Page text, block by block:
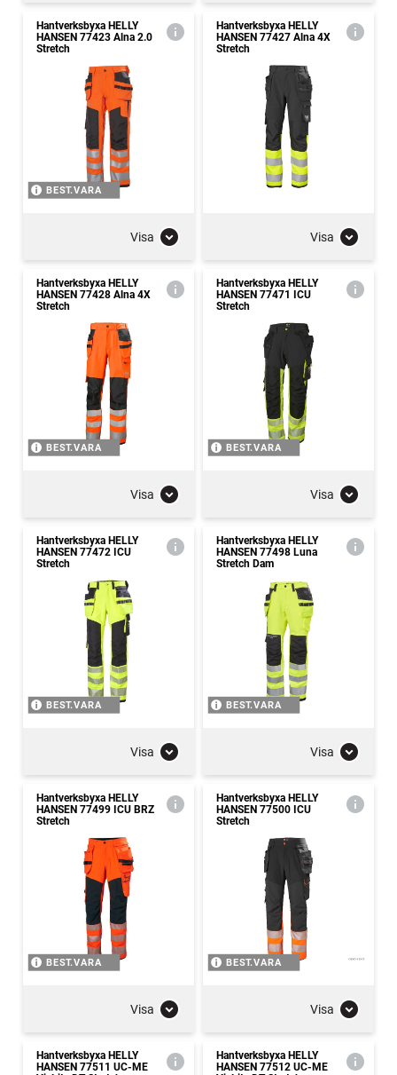
Hantverksbyxa HELLY
HANSEN 77423 Alna 2.0
Stretch
BEST.VARA
Visa
Hantverksbyxa HELLY
HANSEN 77427 Alna 4X
Stretch
Visa
Hantverksbyxa HELLY
HANSEN 77428 Alna 4X
Stretch
BEST.VARA
Visa
Hantverksbyxa HELLY
HANSEN 77471 ICU
Stretch
BEST.VARA
Visa
Hantverksbyxa HELLY
HANSEN 77472 ICU
Stretch
BEST.VARA
Visa
Hantverksbyxa HELLY
HANSEN 77498 Luna
Stretch Dam
BEST.VARA
Visa
Hantverksbyxa HELLY
HANSEN 77499 ICU BRZ
Stretch
BEST.VARA
Visa
Hantverksbyxa HELLY
HANSEN 77500 ICU
Stretch
BEST.VARA
Visa
Hantverksbyxa HELLY
HANSEN 77511 UC-ME
Hantverksbyxa HELLY
HANSEN 77512 UC-ME